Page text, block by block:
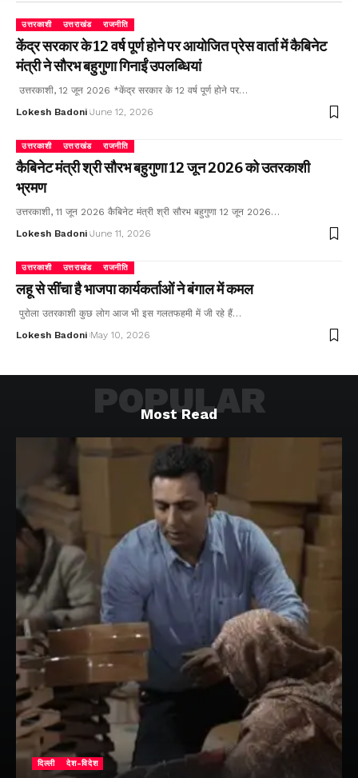
उत्तरकाशी उत्तराखंड राजनीति
केंद्र सरकार के 12 वर्ष पूर्ण होने पर आयोजित प्रेस वार्ता में कैबिनेट
मंत्री ने सौरभ बहुगुणा गिनाईं उपलब्धियां
उत्तरकाशी, 12 जून 2026 *केंद्र सरकार के 12 वर्ष पूर्ण होने पर…
Lokesh Badoni June 12, 2026
उत्तरकाशी उत्तराखंड राजनीति
कैबिनेट मंत्री श्री सौरभ बहुगुणा 12 जून 2026 को उतरकाशी
भ्रमण
उत्तरकाशी, 11 जून 2026 कैबिनेट मंत्री श्री सौरभ बहुगुणा 12 जून 2026…
Lokesh Badoni June 11, 2026
उत्तरकाशी उत्तराखंड राजनीति
लहू से सींचा है भाजपा कार्यकर्ताओं ने बंगाल में कमल
पुरोला उतरकाशी कुछ लोग आज भी इस गलतफहमी में जी रहे हैं…
Lokesh Badoni May 10, 2026
Most Read
POPULAR
दिल्ली देश-विदेश